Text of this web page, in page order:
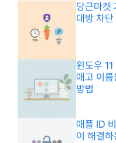
당근마켓
대방 차
윈도우
애고 이
방법
애플 ID
이 해결